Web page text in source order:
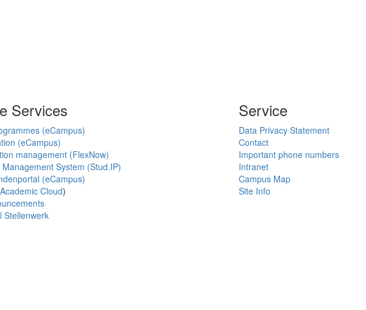
Services
(eCampus)
(eCampus)
management (FlexNow)
System (Stud.IP)
(eCampus)
Academic Cloud)
Stellenwerk
Service
Data Privacy Statement
Contact
Important phone numbers
Intranet
Campus Map
Site Info